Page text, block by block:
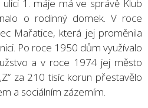
1. máje má ve správě Klub
o rodinný domek. V roce
Mařatice, která jej proměnila
Po roce 1950 dům využívalo
a v roce 1974 jej město
za 210 tisíc korun přestavělo
a sociálním zázemím.